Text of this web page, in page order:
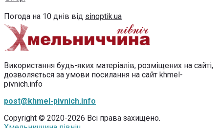
Погода на 10 днів від sinoptik.ua
Використання будь-яких матеріалів, розміщених на сайті,
дозволяється за умови посилання на сайт khmel-
pivnich.info
post@khmel-pivnich.info
Copyright © 2020-2026 Всі права захищено.